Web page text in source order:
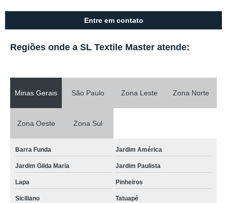
Entre em contato
Regiões onde a SL Textile Master atende:
Minas Gerais São Paulo Zona Leste Zona Norte
Zona Oeste Zona Sul
Barra Funda Jardim América
Jardim Gilda Maria Jardim Paulista
Lapa Pinheiros
Siciliano Tatuapé